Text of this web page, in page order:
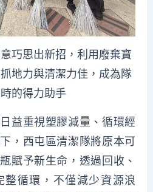
巧思出新招，利用廢棄寶
地力與清潔力佳，成為隊
的得力助手
益重視塑膠減量、循環經
，西屯區清潔隊將原本可
賦予新生命，透過回收、
整循環，不僅減少資源浪